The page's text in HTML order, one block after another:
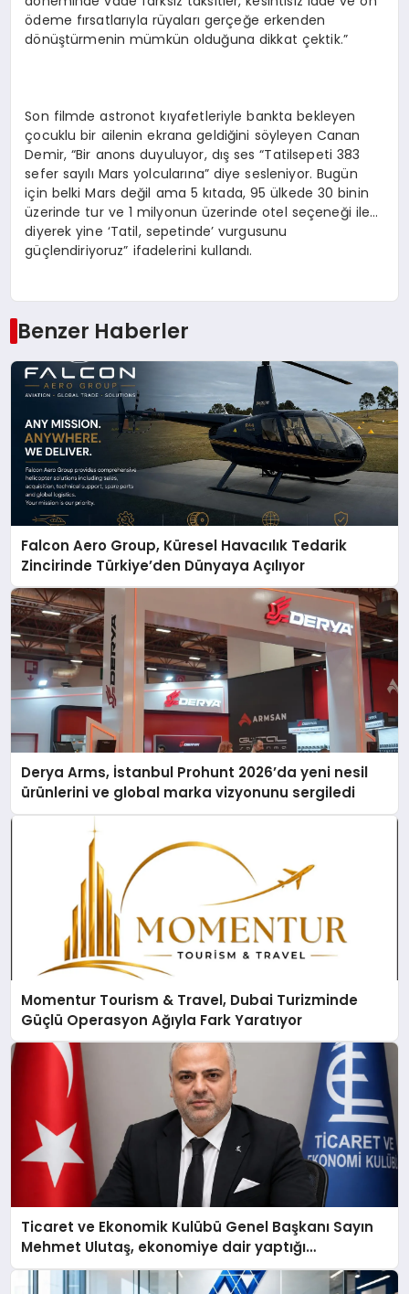
ödeme fırsatlarıyla rüyaları gerçeğe erkenden
dönüştürmenin mümkün olduğuna dikkat çektik.”
Son filmde astronot kıyafetleriyle bankta bekleyen
çocuklu bir ailenin ekrana geldiğini söyleyen Canan
Demir, “Bir anons duyuluyor, dış ses “Tatilsepeti 383
sefer sayılı Mars yolcularına” diye sesleniyor. Bugün
için belki Mars değil ama 5 kıtada, 95 ülkede 30 binin
üzerinde tur ve 1 milyonun üzerinde otel seçeneği ile…
diyerek yine ‘Tatil, sepetinde’ vurgusunu
güçlendiriyoruz” ifadelerini kullandı.
Benzer Haberler
Falcon Aero Group, Küresel Havacılık Tedarik
Zincirinde Türkiye’den Dünyaya Açılıyor
Derya Arms, İstanbul Prohunt 2026’da yeni nesil
ürünlerini ve global marka vizyonunu sergiledi
Momentur Tourism & Travel, Dubai Turizminde
Güçlü Operasyon Ağıyla Fark Yaratıyor
Ticaret ve Ekonomik Kulübü Genel Başkanı Sayın
Mehmet Ulutaş, ekonomiye dair yaptığı
açıklamada şunları kaydetti: